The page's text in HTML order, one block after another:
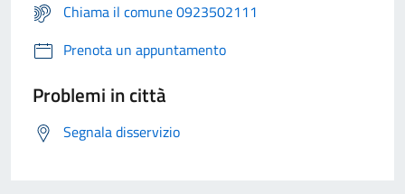
Chiama il comune 0923502111
Prenota un appuntamento
Problemi in città
Segnala disservizio